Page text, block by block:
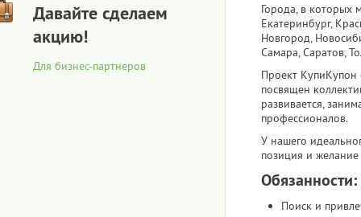
Давайте сделаем
акцию!
Для бизнес-партнеров
Города, в которых
Екатеринбург,
Новгород,
Самара, Саратов,
Проект
посвящен
развивается,
профессионалов.
У нашего
позиция и
Обязанности:
Поиск и